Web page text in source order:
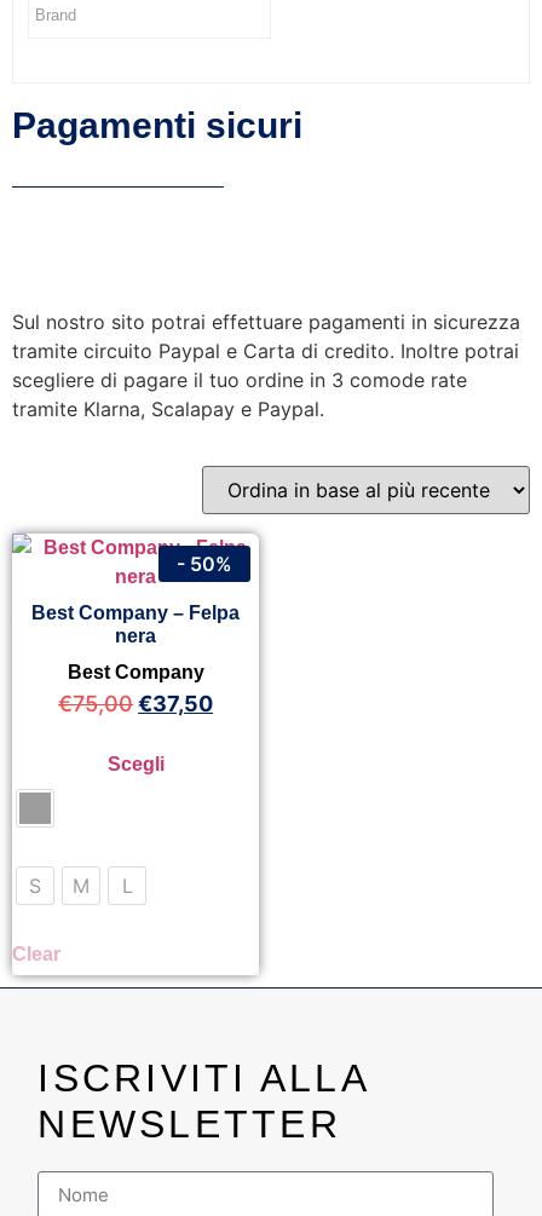
Pagamenti sicuri
Sul nostro sito potrai effettuare pagamenti in sicurezza
tramite circuito Paypal e Carta di credito. Inoltre potrai
scegliere di pagare il tuo ordine in 3 comode rate
tramite Klarna, Scalapay e Paypal.
Best Company – Felpa
nera
Best Company
€75,00€37,50
Scegli
S M L
Clear
- 50%
ISCRIVITI ALLA
NEWSLETTER